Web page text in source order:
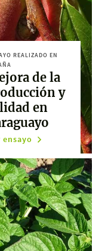
REALIZADO EN
de la
y
en
ensayo